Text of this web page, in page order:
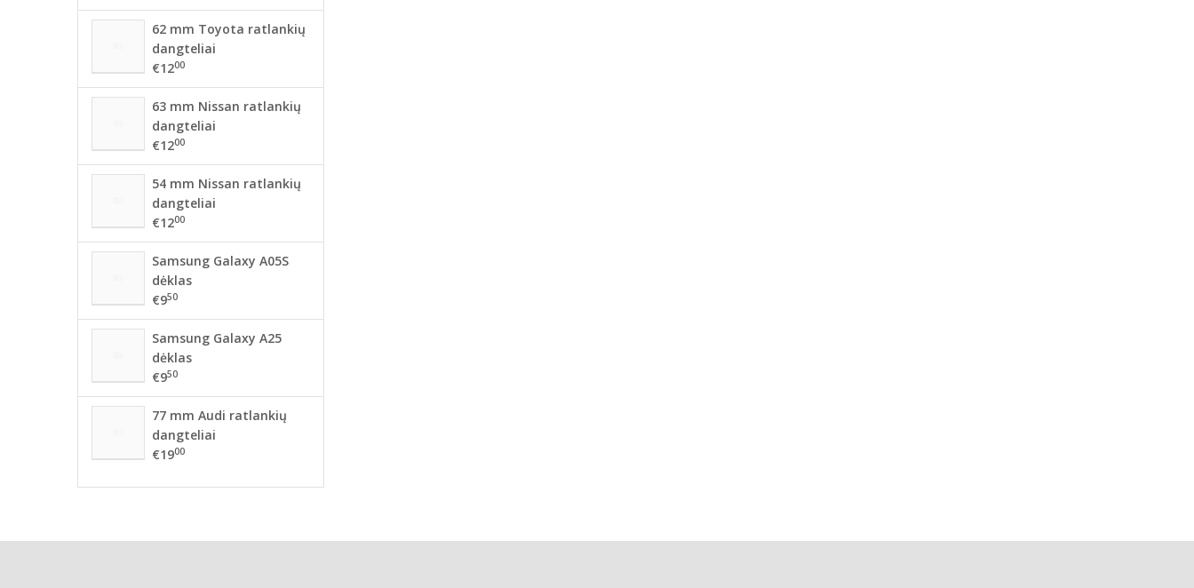
62 mm Toyota ratlankių
dangteliai
€1200
63 mm Nissan ratlankių
dangteliai
€1200
54 mm Nissan ratlankių
dangteliai
€1200
Samsung Galaxy A05S
dėklas
€950
Samsung Galaxy A25
dėklas
€950
77 mm Audi ratlankių
dangteliai
€1900